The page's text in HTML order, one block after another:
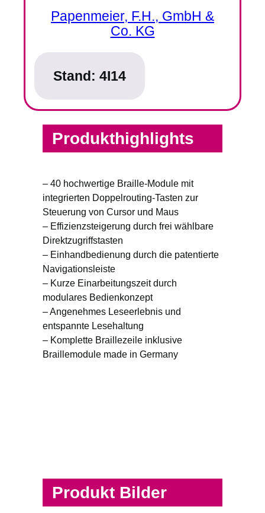
Papenmeier, F.H., GmbH &
Co. KG
Stand: 4I14
Produkthighlights
– 40 hochwertige Braille-Module mit
integrierten Doppelrouting-Tasten zur
Steuerung von Cursor und Maus
– Effizienzsteigerung durch frei wählbare
Direktzugriffstasten
– Einhandbedienung durch die patentierte
Navigationsleiste
– Kurze Einarbeitungszeit durch
modulares Bedienkonzept
– Angenehmes Leseerlebnis und
entspannte Lesehaltung
– Komplette Braillezeile inklusive
Braillemodule made in Germany
Produkt Bilder